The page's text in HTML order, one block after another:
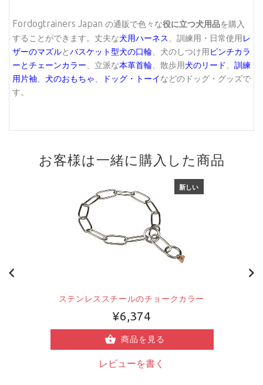
Fordogtrainers Japan の通販で色々な役に立つ犬用品を購入
することができます。丈夫な犬用ハーネス 、訓練用・日常使用 レ
ザーのマズルとバスケット型犬の口輪 、犬のしつけ用 ピンチカラ
ーとチェーンカラー 、立派な本革首輪 、散歩用犬のリード
訓練
用片袖
犬のおもちゃ ドッグ・トーイなどのドッグ・グッズで
す。
お客様は一緒に購入した商品
新しい
ステンレススチールのチョークカラー
¥6,374
商品を見る
レビューを書く